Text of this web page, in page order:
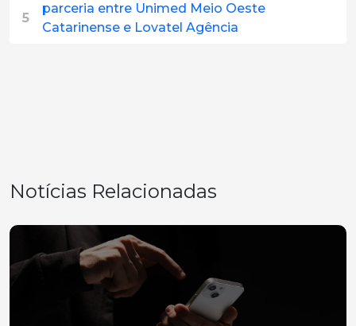
5
parceria entre Unimed Meio Oeste
Catarinense e Lovatel Agência
Notícias Relacionadas